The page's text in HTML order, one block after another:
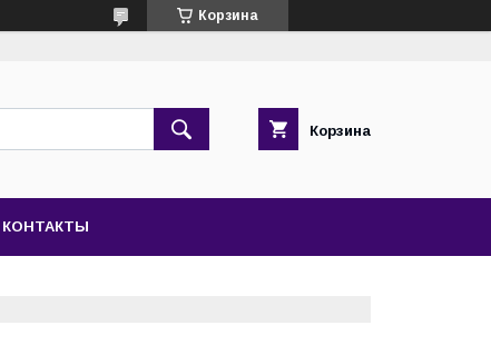
Корзина
Корзина
КОНТАКТЫ